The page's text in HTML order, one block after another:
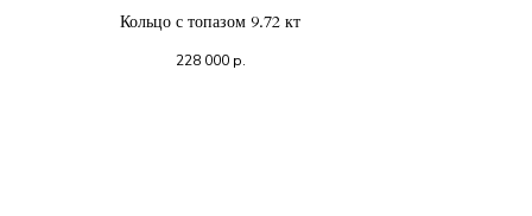
Кольцо с топазом 9.72 кт
228 000р.